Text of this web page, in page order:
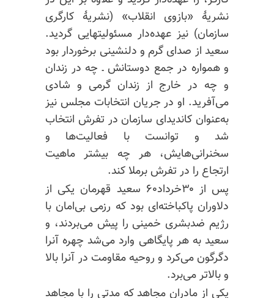
نشریهٔ «بازوی انقلاب» (نشریهٔ کارگری
سازمان) نیز عهده‌دار مسئولیتهایی گردید.
سعید از صدای گرم و دلنشینی برخوردار بود
و همواره در جمع دوستانش ـ چه در زندان
و چه در خارج از زندان گرمی و شادی
می‌آفرید. او در جریان انتخابات مجلس نیز
به‌عنوان کاندید‌ای سازمان در تفرش انتخاب
شد و توانست با فعالیت‌ها و
سخنرانی‌هایش، هر چه بیشتر ماهیت
ارتجاع را در تفرش برملا کند.
پس از ۳۰خرداد۶۰ سعید قهرمان یکی از
دلاوران پاکباخته‌ای بود که رزمی بی‌امان با
رژیم ضدبشری خمینی را پیش می‌بردند، و
سعید به هر پایگاهی وارد می‌شد چهره آنرا
دگرگون می‌کرد و روحیه مقاومت در آنرا بالا
و بالاتر می‌برد.
یکی از مادران مجاهد که مدتی را با مجاهد